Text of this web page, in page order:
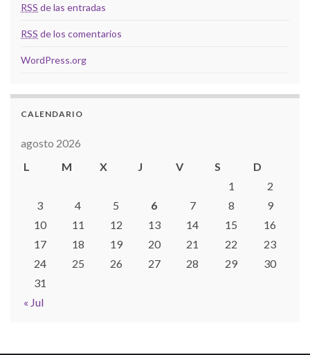
RSS de las entradas
RSS de los comentarios
WordPress.org
CALENDARIO
agosto 2026
L
M X J V S D
« Jul
1
2
3
4 5 6 7 8
9
10
11 12 13 14 15
16
17
18 19 20 21 22
23
24
25 26 27 28 29
30
31